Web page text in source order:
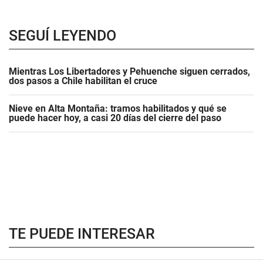
SEGUÍ LEYENDO
Mientras Los Libertadores y Pehuenche siguen cerrados,
dos pasos a Chile habilitan el cruce
Nieve en Alta Montaña: tramos habilitados y qué se
puede hacer hoy, a casi 20 días del cierre del paso
TE PUEDE INTERESAR